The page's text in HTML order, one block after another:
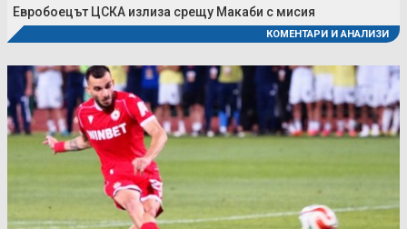
Евробоецът ЦСКА излиза срещу Макаби с мисия
КОМЕНТАРИ И АНАЛИЗИ